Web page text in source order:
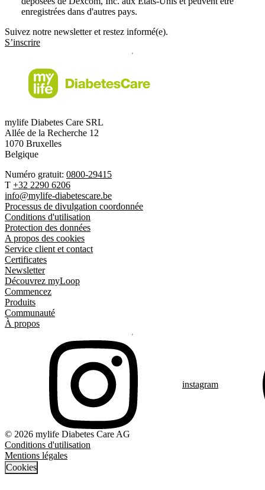
enregistrées dans d'autres pays.
Suivez notre newsletter et restez informé(e).
S’inscrire
mylife Diabetes Care SRL
Allée de la Recherche 12
1070 Bruxelles
Belgique
Numéro gratuit: 0800-29415
T +32 2290 6206
info@mylife-diabetescare.be
Processus de divulgation coordonnée
Conditions d'utilisation
Protection des données
A propos des cookies
Service client et contact
Certificates
Newsletter
Découvrez myLoop
Commencez
Produits
Communauté
À propos
instagram
© 2026 mylife Diabetes Care AG
Conditions d'utilisation
Mentions légales
Cookies